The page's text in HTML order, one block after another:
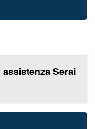
assistenza Serai